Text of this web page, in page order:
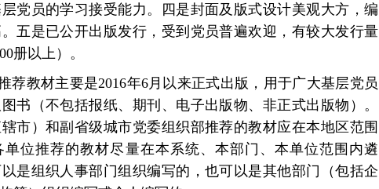
党员的学习接受能力。四是封面及版式设计美观大方，编
五是已公开出版发行，受到党员普遍欢迎，有较大发行量
册以上）。
荐教材主要是2016年6月以来正式出版，用于广大基层党员
书（不包括报纸、期刊、电子出版物、非正式出版物）。
市）和副省级城市党委组织部推荐的教材应在本地区范围
单位推荐的教材尽量在本系统、本部门、本单位范围内遴
是组织人事部门组织编写的，也可以是其他部门（包括企